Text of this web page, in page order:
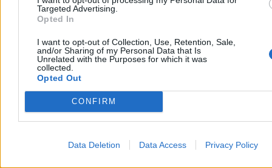
Targeted Advertising.
Opted In
I want to opt-out of Collection, Use, Retention, Sale,
and/or Sharing of my Personal Data that Is
Unrelated with the Purposes for which it was
collected.
Opted Out
CONFIRM
Data Deletion Data Access Privacy Policy
Kraj